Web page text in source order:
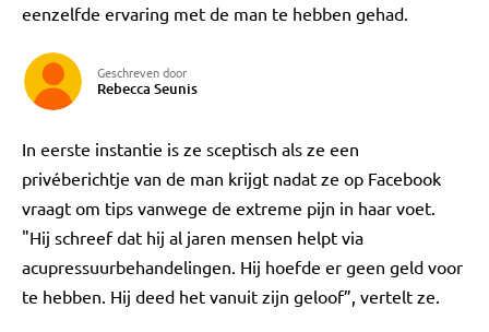
eenzelfde ervaring met de man te hebben gehad.
Geschreven door
Rebecca Seunis
In eerste instantie is ze sceptisch als ze een
privéberichtje van de man krijgt nadat ze op Facebook
vraagt om tips vanwege de extreme pijn in haar voet.
"Hij schreef dat hij al jaren mensen helpt via
acupressuurbehandelingen. Hij hoefde er geen geld voor
te hebben. Hij deed het vanuit zijn geloof”, vertelt ze.